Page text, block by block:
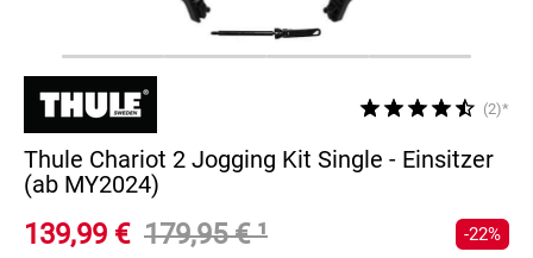
(2)*
Thule Chariot 2 Jogging Kit Single - Einsitzer
(ab MY2024)
139,99 € 179,95 €¹ -22%